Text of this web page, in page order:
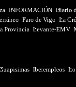
INFORMACIÓN Diario
Faro de Vigo La
Provincia Levante-EMV
Iberempleos